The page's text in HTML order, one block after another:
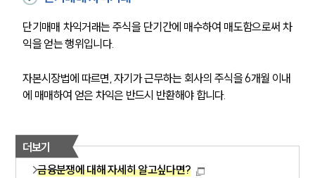
단기매매 차익거래는 주식을 단기간에 매수하여 매도함으로써 차
익을 얻는 행위입니다.
자본시장법에 따르면, 자기가 근무하는 회사의 주식을 6개월 이내
에 매매하여 얻은 차익은 반드시 반환해야 합니다.
더보기
금융분쟁에 대해 자세히 알고싶다면?